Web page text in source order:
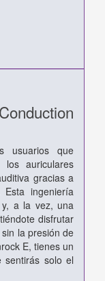
usuarios que
auriculares
gracias a
ingeniería
a la vez, una
disfrutar
la presión de
E, tienes un
solo el